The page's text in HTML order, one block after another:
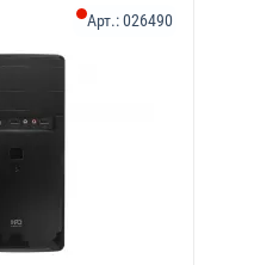
Арт.:026490